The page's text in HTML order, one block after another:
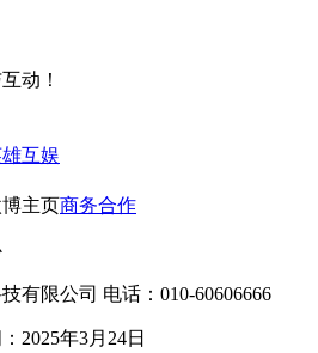
动！
互娱
主页商务合作
有限公司 电话：010-60606666
2025年3月24日